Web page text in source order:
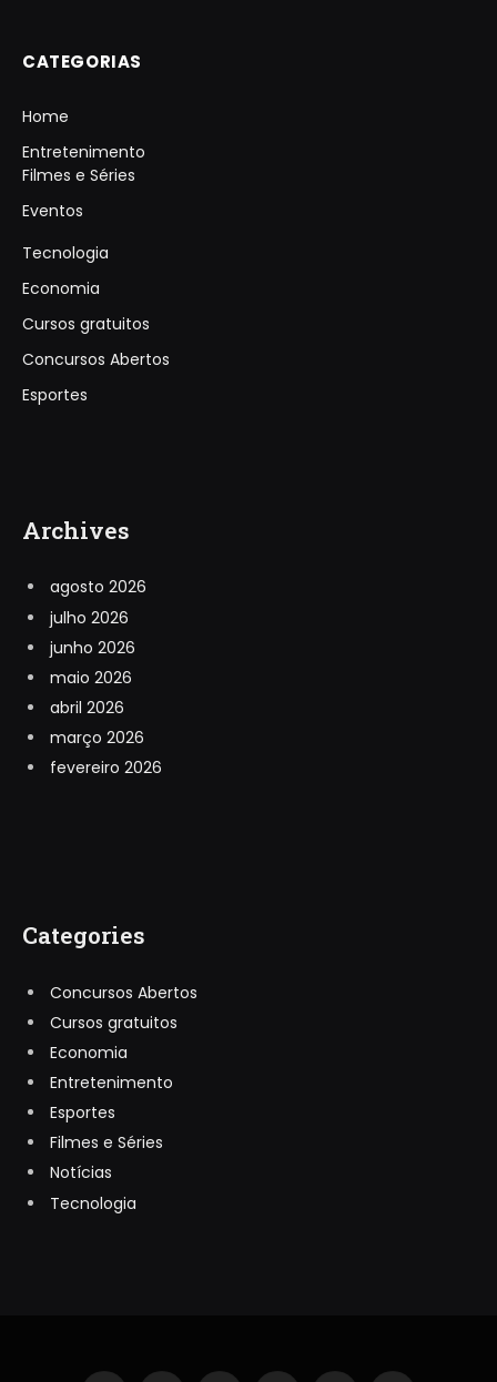
CATEGORIAS
Home
Entretenimento
Filmes e Séries
Eventos
Tecnologia
Economia
Cursos gratuitos
Concursos Abertos
Esportes
Archives
agosto 2026
julho 2026
junho 2026
maio 2026
abril 2026
março 2026
fevereiro 2026
Categories
Concursos Abertos
Cursos gratuitos
Economia
Entretenimento
Esportes
Filmes e Séries
Notícias
Tecnologia